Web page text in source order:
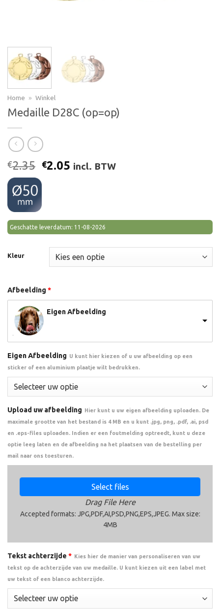
Home » Winkel
Medaille D28C (op=op)
€2.35 Oorspronkelijke
was:
€2.35.
€2.05 Huidige
incl. BTW
Geschatte leverdatum: 11-08-2026
Kleur
Afbeelding *
Eigen Afbeelding
Eigen Afbeelding U kunt hier kiezen of u uw afbeelding op een
sticker of een aluminium plaatje wilt bedrukken.
Upload uw afbeelding
Hier kunt u uw eigen afbeelding uploaden. De
maximale grootte van het bestand is 4 MB en u kunt .jpg, png, .pdf, .ai, psd
en .eps-files uploaden. Indien er een foutmelding optreedt, kunt u deze
optie leeg laten en de afbeelding na het plaatsen van de bestelling per
mail naar ons toesturen.
Select files
Drag File Here
Accepted formats: JPG,PDF,AI,PSD,PNG,EPS,JPEG. Max size:
4MB
Tekst achterzijde * Kies hier de manier van personaliseren van uw
tekst op de achterzijde van uw medaille. U kunt kiezen uit een label met
uw tekst of een blanco achterzijde.